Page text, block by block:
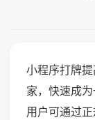
小程序打牌
家，快速成
用户可通过正